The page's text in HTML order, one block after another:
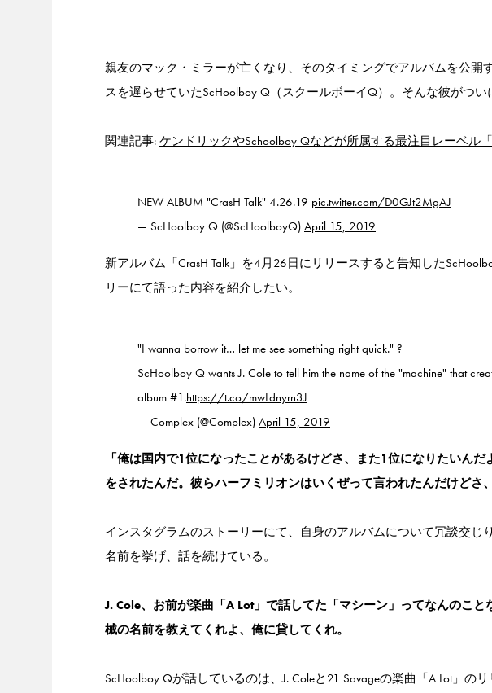
親友のマック・ミラーが亡くなり、そのタイミングでアルバムを公開
スを遅らせていたScHoolboy Q（スクールボーイQ）。そんな彼がつ
関連記事: ケンドリックやSchoolboy Qなどが所属する最注目レーベル
NEW ALBUM "CrasH Talk" 4.26.19 pic.twitter.com/D0GJt2MgAJ
— ScHoolboy Q (@ScHoolboyQ) April 15, 2019
新アルバム「CrasH Talk」を4月26日にリリースすると告知した
リーにて語った内容を紹介したい。
"I wanna borrow it… let me see something right quick." ?
ScHoolboy Q wants J. Cole to tell him the name of the "machine" that
album #1.https://t.co/mwLdnyrn3J
— Complex (@Complex) April 15, 2019
「俺は国内で1位になったことがあるけどさ、また1位になりたいん
をされたんだ。彼らハーフミリオンはいくぜって言われたんだけどさ
インスタグラムのストーリーにて、自身のアルバムについて冗談交じ
名前を挙げ、話を続けている。
J. Cole、お前が楽曲「A Lot」で話してた「マシーン」ってなんのこ
械の名前を教えてくれよ、俺に貸してくれ。
ScHoolboy Qが話しているのは、J. Coleと21 Savageの楽曲「A Lot」の